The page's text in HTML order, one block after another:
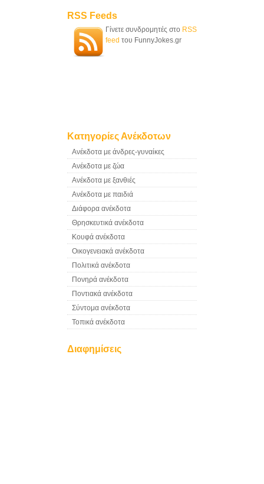
RSS Feeds
Γίνετε συνδρομητές στο RSS
feed του FunnyJokes.gr
Κατηγορίες Ανέκδοτων
Ανέκδοτα με άνδρες-γυναίκες
Ανέκδοτα με ζώα
Ανέκδοτα με ξανθιές
Ανέκδοτα με παιδιά
Διάφορα ανέκδοτα
Θρησκευτικά ανέκδοτα
Κουφά ανέκδοτα
Οικογενειακά ανέκδοτα
Πολιτικά ανέκδοτα
Πονηρά ανέκδοτα
Ποντιακά ανέκδοτα
Σύντομα ανέκδοτα
Τοπικά ανέκδοτα
Διαφημίσεις